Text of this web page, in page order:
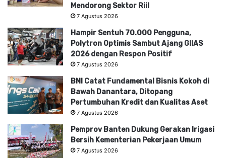
Mendorong Sektor Riil
7 Agustus 2026
Hampir Sentuh 70.000 Pengguna,
Polytron Optimis Sambut Ajang GIIAS
2026 dengan Respon Positif
7 Agustus 2026
BNI Catat Fundamental Bisnis Kokoh di
Bawah Danantara, Ditopang
Pertumbuhan Kredit dan Kualitas Aset
7 Agustus 2026
Pemprov Banten Dukung Gerakan Irigasi
Bersih Kementerian Pekerjaan Umum
7 Agustus 2026